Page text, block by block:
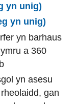
yn unig)
yn unig)
yn barhaus
a 360
yn asesu
gan